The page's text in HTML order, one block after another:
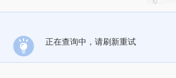
正在查询中，请刷新重试